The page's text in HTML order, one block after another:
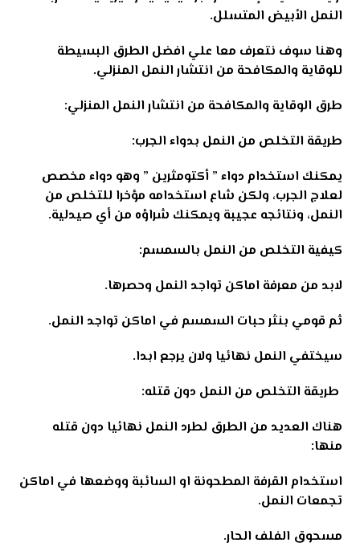
النمل الأبيض المتسلل.
وهنا سوف نتعرف معا علي افضل الطرق البسيطة
للوقاية والمكافحة من انتشار النمل المنزلي.
طرق الوقاية والمكافحة من انتشار النمل المنزلي:
طريقة التخلص من النمل بدواء الجرب:
يمكنك استخدام دواء ” أكتومثرين ” وهو دواء مخصص
لعلاج الجرب، ولكن شاع استخدامه مؤخرا للتخلص من
النمل، ونتائجه عجيبة ويمكنك شراؤه من أي صيدلية.
كيفية التخلص من النمل بالسمسم:
لابد من معرفة اماكن تواجد النمل وحصرها.
ثم قومي بنثر حبات السمسم في اماكن تواجد النمل.
سيختفي النمل نهائيا ولان يرجع ابدا.
طريقة التخلص من النمل دون قتله:
هناك العديد من الطرق لطرد النمل نهائيا دون قتله
منها:
استخدام القرفة المطحونة او السائبة ووضعها في اماكن
تجمعات النمل.
مسحوق الفلف الحار.